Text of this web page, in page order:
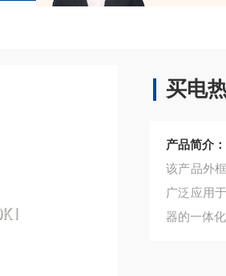
买电
产品简介：
该产品外
广泛应用
器的一体